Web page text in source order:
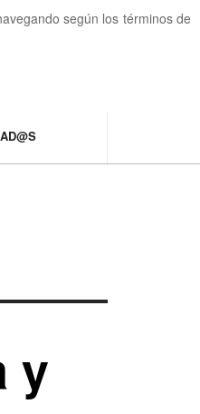
según los términos de
y